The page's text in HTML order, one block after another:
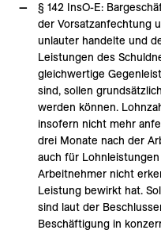
§ 142 InsO-E:
der Vorsatzanfechtung
unlauter handelte und
Leistungen des
gleichwertige
sind, sollen
werden können.
insofern nicht mehr
drei Monate nach der
auch für
Arbeitnehmer nicht
Leistung bewirkt hat.
sind laut der
Beschäftigung in